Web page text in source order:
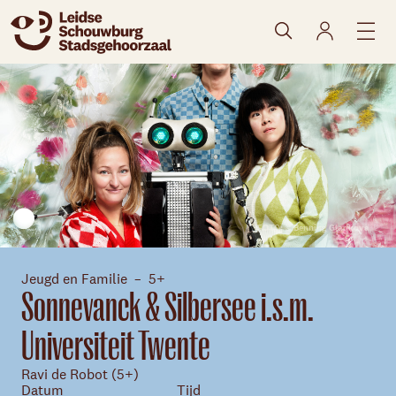
FOTO: © Benning Gladkova
naar agenda
Jeugd en Familie 5+
Sonnevanck & Silbersee i.s.m.
Universiteit Twente
Ravi de Robot (5+)
Datum
Tijd